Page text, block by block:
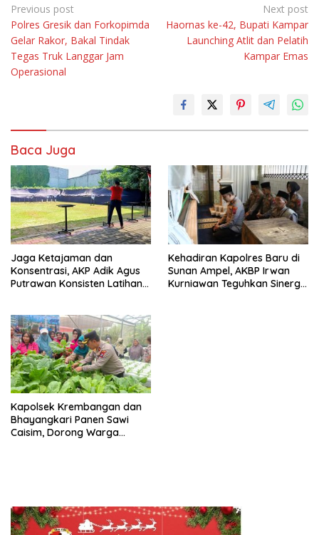
Navigasi
pos
Previous post
Polres Gresik dan Forkopimda
Gelar Rakor, Bakal Tindak
Tegas Truk Langgar Jam
Operasional
Next post
Haornas ke-42, Bupati Kampar
Launching Atlit dan Pelatih
Kampar Emas
Baca Juga
Jaga Ketajaman dan
Konsentrasi, AKP Adik Agus
Putrawan Konsisten Latihan
Kehadiran Kapolres Baru di
Sunan Ampel, AKBP Irwan
Kurniawan Teguhkan Sinergi
Kapolsek Krembangan dan
Bhayangkari Panen Sawi
Caisim, Dorong Warga